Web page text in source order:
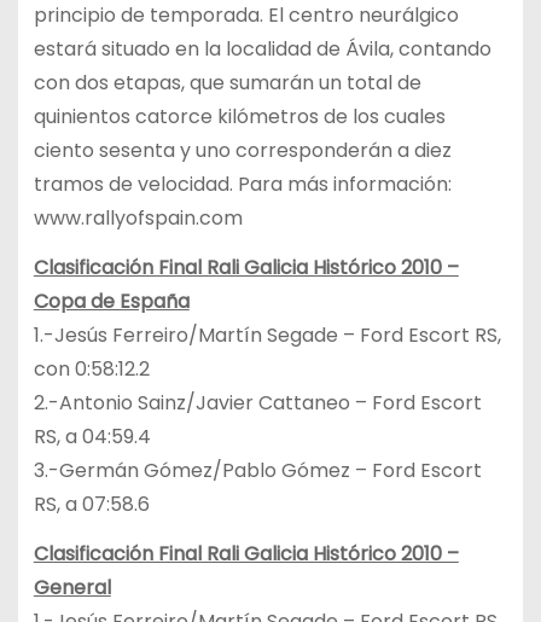
principio de temporada. El centro neurálgico
estará situado en la localidad de Ávila, contando
con dos etapas, que sumarán un total de
quinientos catorce kilómetros de los cuales
ciento sesenta y uno corresponderán a diez
tramos de velocidad. Para más información:
www.rallyofspain.com
Clasificación Final Rali Galicia Histórico 2010 –
Copa de España
1.-Jesús Ferreiro/Martín Segade – Ford Escort RS,
con 0:58:12.2
2.-Antonio Sainz/Javier Cattaneo – Ford Escort
RS, a 04:59.4
3.-Germán Gómez/Pablo Gómez – Ford Escort
RS, a 07:58.6
Clasificación Final Rali Galicia Histórico 2010 –
General